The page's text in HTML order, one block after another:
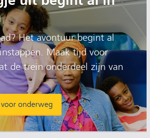
Het avontuur begint al
Maak tijd voor
de trein onderdeel zijn van
onderweg